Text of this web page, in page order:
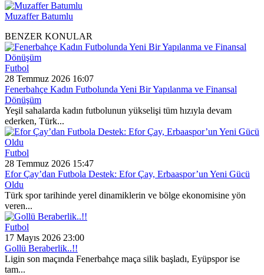
Muzaffer Batumlu
BENZER KONULAR
Futbol
28 Temmuz 2026 16:07
Fenerbahçe Kadın Futbolunda Yeni Bir Yapılanma ve Finansal
Dönüşüm
Yeşil sahalarda kadın futbolunun yükselişi tüm hızıyla devam
ederken, Türk...
Futbol
28 Temmuz 2026 15:47
Efor Çay’dan Futbola Destek: Efor Çay, Erbaaspor’un Yeni Gücü
Oldu
Türk spor tarihinde yerel dinamiklerin ve bölge ekonomisine yön
veren...
Futbol
17 Mayıs 2026 23:00
Gollü Beraberlik..!!
Ligin son maçında Fenerbahçe maça silik başladı, Eyüpspor ise
tam...